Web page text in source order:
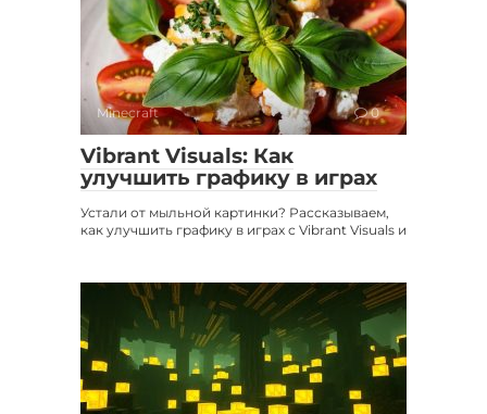
Minecraft 0
Vibrant Visuals: Как
улучшить графику в играх
Устали от мыльной картинки? Рассказываем,
как улучшить графику в играх с Vibrant Visuals и